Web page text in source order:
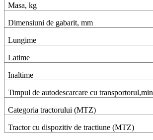
Masa, kg
Dimensiuni de gabarit, mm
Lungime
Latime
Inaltime
Timpul de autodescarcare cu transportorul,min
Categoria tractorului (MTZ)
Tractor cu dispozitiv de tractiune (MTZ)